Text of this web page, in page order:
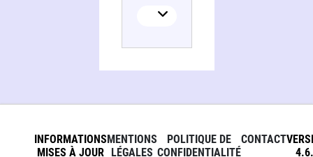
INFORMATIONS
MISES À JOUR
MENTIONS
LÉGALES
POLITIQUE DE
CONFIDENTIALITÉ
CONTACT